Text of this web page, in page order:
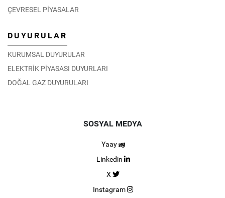
ÇEVRESEL PİYASALAR
DUYURULAR
KURUMSAL DUYURULAR
ELEKTRİK PİYASASI DUYURLARI
DOĞAL GAZ DUYURULARI
SOSYAL MEDYA
Yaay
Linkedin
X
Instagram